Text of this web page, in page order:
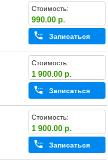
Стоимость:
990.00 р.
Записаться
Стоимость:
1 900.00 р.
Записаться
Стоимость:
1 900.00 р.
Записаться